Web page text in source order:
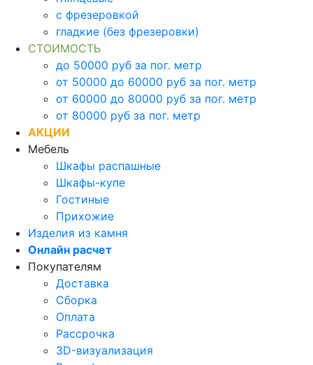
с фрезеровкой
гладкие (без фрезеровки)
СТОИМОСТЬ
до 50000 руб за пог. метр
от 50000 до 60000 руб за пог. метр
от 60000 до 80000 руб за пог. метр
от 80000 руб за пог. метр
АКЦИИ
Мебель
Шкафы распашные
Шкафы-купе
Гостиные
Прихожие
Изделия из камня
Онлайн расчет
Покупателям
Доставка
Сборка
Оплата
Рассрочка
3D-визуализация